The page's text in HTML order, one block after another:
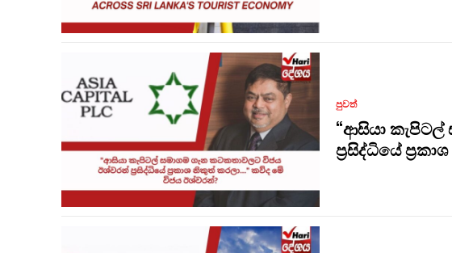
පුවත්
“ආසියා
ප්‍රසිද්ධියේ